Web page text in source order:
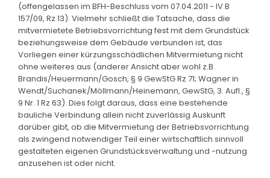
(offengelassen im BFH-Beschluss vom 07.04.2011 - IV B
157/09, Rz 13). Vielmehr schließt die Tatsache, dass die
mitvermietete Betriebsvorrichtung fest mit dem Grundstück
beziehungsweise dem Gebäude verbunden ist, das
Vorliegen einer kürzungsschädlichen Mitvermietung nicht
ohne weiteres aus (anderer Ansicht aber wohl z.B.
Brandis/Heuermann/Gosch, § 9 GewStG Rz 71; Wagner in
Wendt/Suchanek/Möllmann/Heinemann, GewStG, 3. Aufl., §
9 Nr. 1 Rz 63). Dies folgt daraus, dass eine bestehende
bauliche Verbindung allein nicht zuverlässig Auskunft
darüber gibt, ob die Mitvermietung der Betriebsvorrichtung
als zwingend notwendiger Teil einer wirtschaftlich sinnvoll
gestalteten eigenen Grundstücksverwaltung und -nutzung
anzusehen ist oder nicht.